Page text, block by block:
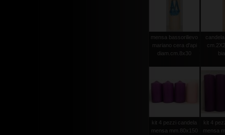
mensa bassorilievo
mariano cera d'api
diam.cm.8x30
kit 4 pezzi candela
mensa mm.80x150
kit 4
mensa